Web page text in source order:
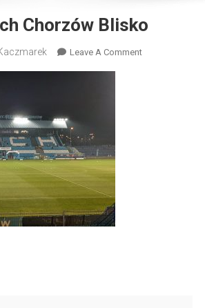
Chorzów Blisko
Leave A CommentOn